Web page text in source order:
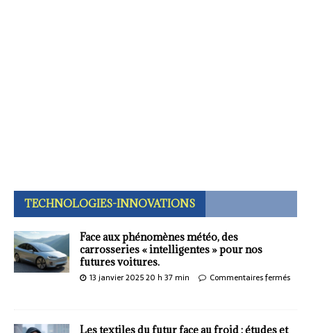
TECHNOLOGIES-INNOVATIONS
Face aux phénomènes météo, des
carrosseries « intelligentes » pour nos
futures voitures.
13 janvier 2025 20 h 37 min Commentaires fermés
Les textiles du futur face au froid : études et